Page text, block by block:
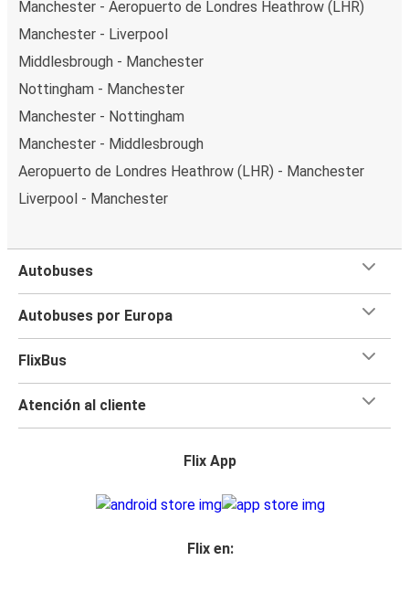
Manchester - Aeropuerto de Londres Heathrow (LHR)
Manchester - Liverpool
Middlesbrough - Manchester
Nottingham - Manchester
Manchester - Nottingham
Manchester - Middlesbrough
Aeropuerto de Londres Heathrow (LHR) - Manchester
Liverpool - Manchester
Autobuses
Autobuses por Europa
FlixBus
Atención al cliente
Flix App
Flix en: